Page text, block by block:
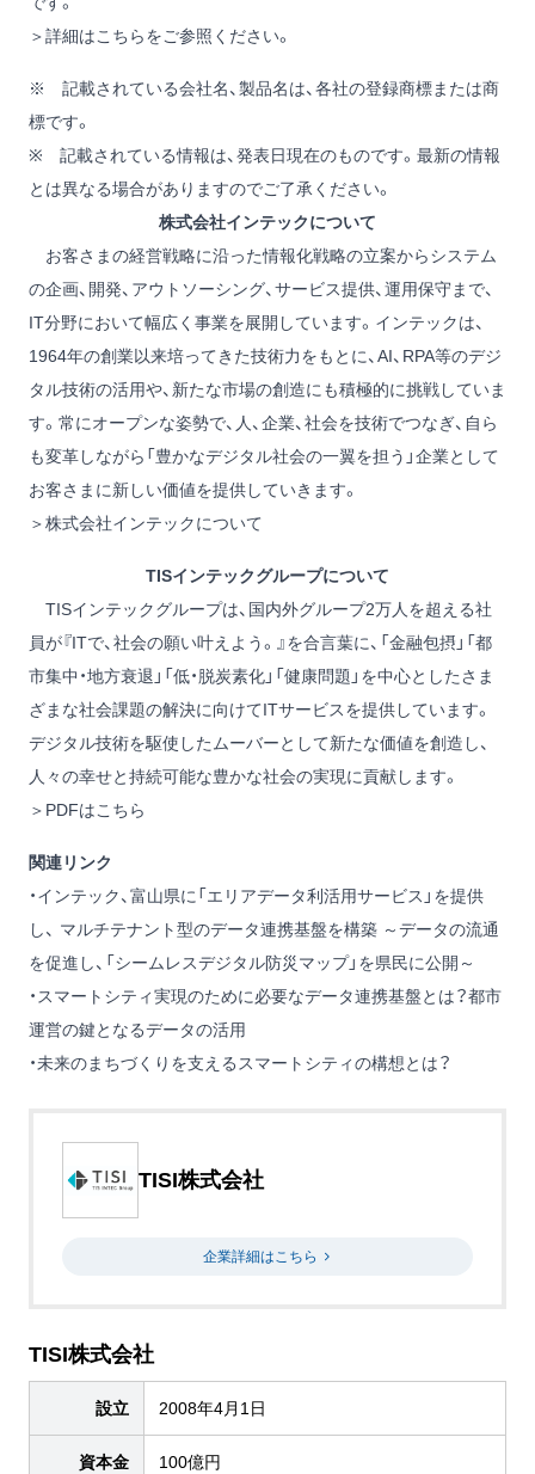
＞詳細はこちらをご参照ください。
※ 記載されている会社名、製品名は、各社の登録商標または商
標です。
※ 記載されている情報は、発表日現在のものです。最新の情報
とは異なる場合がありますのでご了承ください。
株式会社インテックについて
お客さまの経営戦略に沿った情報化戦略の立案からシステム
の企画、開発、アウトソーシング、サービス提供、運用保守まで、
IT分野において幅広く事業を展開しています。インテックは、
1964年の創業以来培ってきた技術力をもとに、AI、RPA等のデジ
タル技術の活用や、新たな市場の創造にも積極的に挑戦していま
す。常にオープンな姿勢で、人、企業、社会を技術でつなぎ、自ら
も変革しながら「豊かなデジタル社会の一翼を担う」企業として
お客さまに新しい価値を提供していきます。
＞株式会社インテックについて
TISインテックグループについて
TISインテックグループは、国内外グループ2万人を超える社
員が『ITで、社会の願い叶えよう。』を合言葉に、「金融包摂」「都
市集中・地方衰退」「低・脱炭素化」「健康問題」を中心としたさま
ざまな社会課題の解決に向けてITサービスを提供しています。
デジタル技術を駆使したムーバーとして新たな価値を創造し、
人々の幸せと持続可能な豊かな社会の実現に貢献します。
＞ PDFはこちら
関連リンク
・インテック、富山県に「エリアデータ利活用サービス」を提供
し、 マルチテナント型のデータ連携基盤を構築 ～データの流通
を促進し、「シームレスデジタル防災マップ」を県民に公開～
・スマートシティ実現のために必要なデータ連携基盤とは？都市
運営の鍵となるデータの活用
・未来のまちづくりを支えるスマートシティの構想とは？
TISI株式会社
企業詳細はこちら
TISI株式会社
設立 2008年4月1日
資本金 100億円